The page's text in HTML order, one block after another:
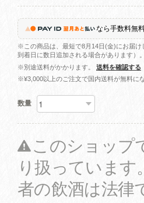
なら手数料無
※この商品は、最短で8月14日(金)にお届け
到着日に数日追加される場合があります）。
※別途送料がかかります。
送料を確認する
※¥3,000以上のご注文で国内送料が無料にな
数量
このショップ
り扱っています
者の飲酒は法律